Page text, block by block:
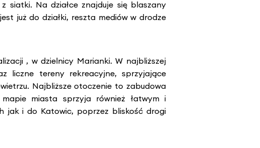
siatki. Na działce znajduje się blaszany
już do działki, reszta mediów w drodze
, w dzielnicy Marianki. W najbliższej
liczne tereny rekreacyjne, sprzyjające
Najbliższe otoczenie to zabudowa
miasta sprzyja również łatwym i
jak i do Katowic, poprzez bliskość drogi